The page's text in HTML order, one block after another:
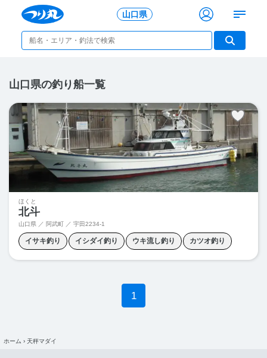
山口県
山口県の釣り船一覧
ほくと
北斗
山口県 ／ 阿武町 ／ 宇田2234-1
イサキ釣り イシダイ釣り ウキ流し釣り カツオ釣り
グレ釣り ズボ釣り ヒラマサ釣り フカセ釣り
1
ホーム › 天秤マダイ